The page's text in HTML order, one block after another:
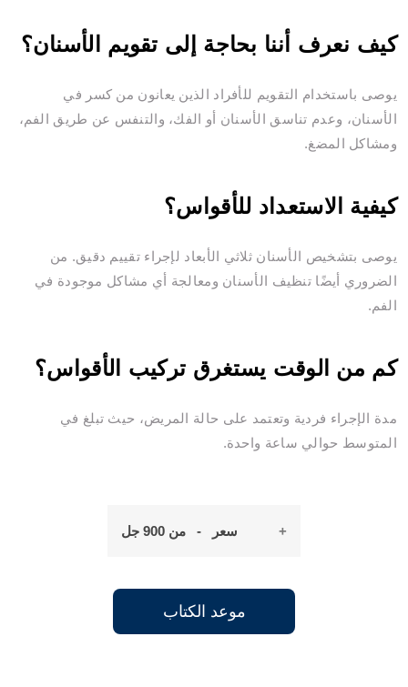
كيف نعرف أننا بحاجة إلى تقويم الأسنان؟
يوصى باستخدام التقويم للأفراد الذين يعانون من كسر في
الأسنان، وعدم تناسق الأسنان أو الفك، والتنفس عن طريق الفم،
ومشاكل المضغ.
كيفية الاستعداد للأقواس؟
يوصى بتشخيص الأسنان ثلاثي الأبعاد لإجراء تقييم دقيق. من
الضروري أيضًا تنظيف الأسنان ومعالجة أي مشاكل موجودة في
الفم.
كم من الوقت يستغرق تركيب الأقواس؟
مدة الإجراء فردية وتعتمد على حالة المريض، حيث تبلغ في
المتوسط ​​حوالي ساعة واحدة.
سعر - من 900 جل
موعد الكتاب